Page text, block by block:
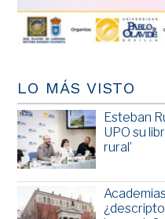
LO MÁS VISTO
Esteban
UPO su
rural’